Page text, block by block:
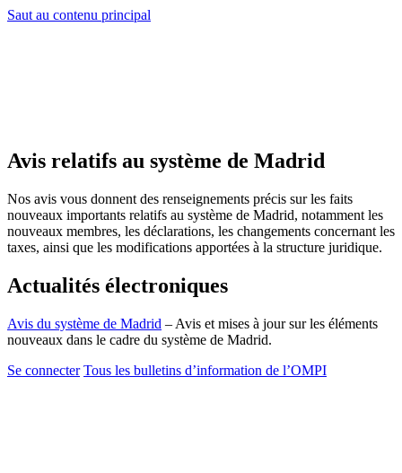
Saut au contenu principal
Avis relatifs au système de Madrid
Nos avis vous donnent des renseignements précis sur les faits
nouveaux importants relatifs au système de Madrid, notamment les
nouveaux membres, les déclarations, les changements concernant les
taxes, ainsi que les modifications apportées à la structure juridique.
Actualités électroniques
Avis du système de Madrid – Avis et mises à jour sur les éléments
nouveaux dans le cadre du système de Madrid.
Se connecter Tous les bulletins d’information de l’OMPI